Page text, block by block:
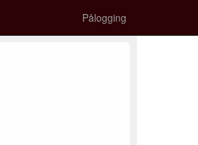
Pålogging